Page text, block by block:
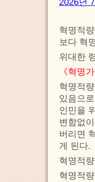
2026년
혁명적
보다 혁
위대한
《혁명
혁명적
있음으
인민을
변함없
버리면
게 된다.
혁명적
혁명적